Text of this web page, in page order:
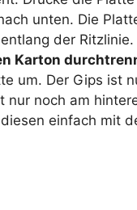
unten. Die
der Ritzlinie.
Karton
um. Der Gips ist
nur noch am
einfach mit